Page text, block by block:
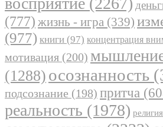
(777) жизнь - игра (339)
(977) книги (97) концентрация
мотивация (200)
(1288) осознанность
подсознание (198) притча
реальность (1978) религия